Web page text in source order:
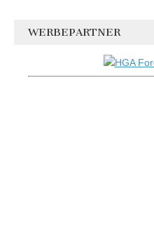
WERBEPARTNER